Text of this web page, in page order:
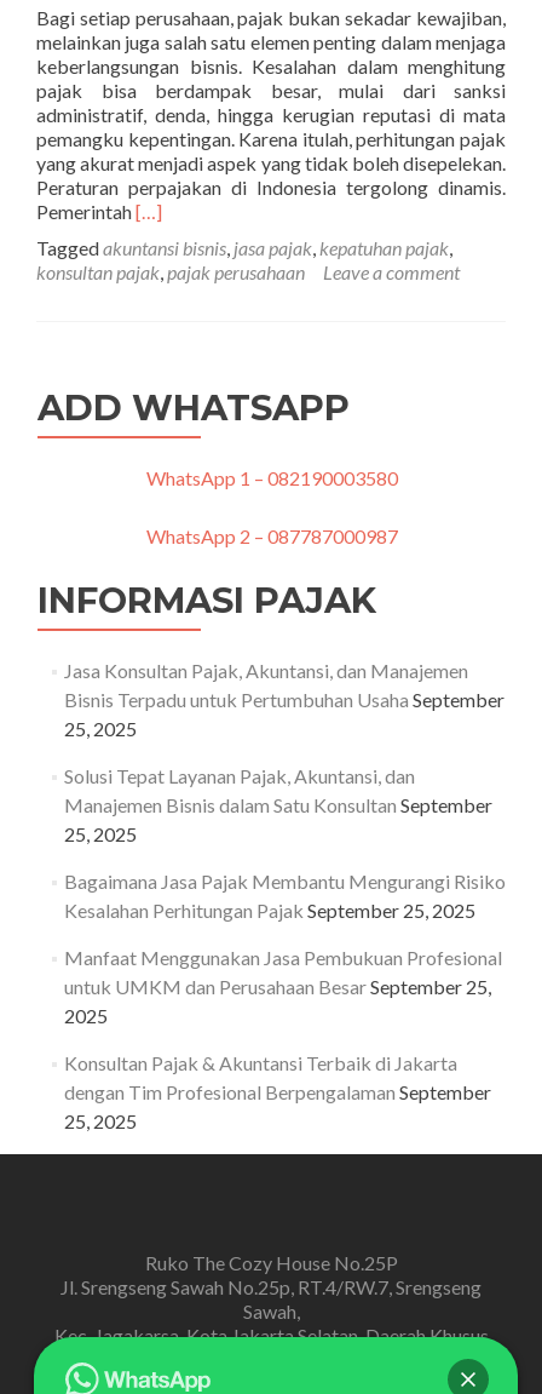
Bagi setiap perusahaan, pajak bukan sekadar kewajiban,
melainkan juga salah satu elemen penting dalam menjaga
keberlangsungan bisnis. Kesalahan dalam menghitung
pajak bisa berdampak besar, mulai dari sanksi
administratif, denda, hingga kerugian reputasi di mata
pemangku kepentingan. Karena itulah, perhitungan pajak
yang akurat menjadi aspek yang tidak boleh disepelekan.
Peraturan perpajakan di Indonesia tergolong dinamis.
PemerintahRead
about
Hitung
dengan
Bantuan
Pajak
[…]
Taggedakuntansi bisnis, jasa pajak, kepatuhan pajak,
konsultan pajak,pajak perusahaan Leave a comment
ADD WHATSAPP
WhatsApp 1 – 082190003580
WhatsApp 2 – 087787000987
INFORMASI PAJAK
Jasa Konsultan Pajak, Akuntansi, dan Manajemen
Bisnis Terpadu untuk Pertumbuhan Usaha September
25, 2025
Solusi Tepat Layanan Pajak, Akuntansi, dan
Manajemen Bisnis dalam Satu Konsultan September
25, 2025
Bagaimana Jasa Pajak Membantu Mengurangi Risiko
Kesalahan Perhitungan Pajak September 25, 2025
Manfaat Menggunakan Jasa Pembukuan Profesional
untuk UMKM dan Perusahaan BesarSeptember 25,
2025
Konsultan Pajak & Akuntansi Terbaik di Jakarta
dengan Tim Profesional Berpengalaman September
25, 2025
Ruko The Cozy House No.25P
Jl. Srengseng Sawah No.25p, RT.4/RW.7, Srengseng
Sawah,
Kec. Jagakarsa, Kota Jakarta Selatan, Daerah Khusus